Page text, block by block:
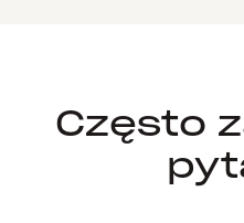
Często